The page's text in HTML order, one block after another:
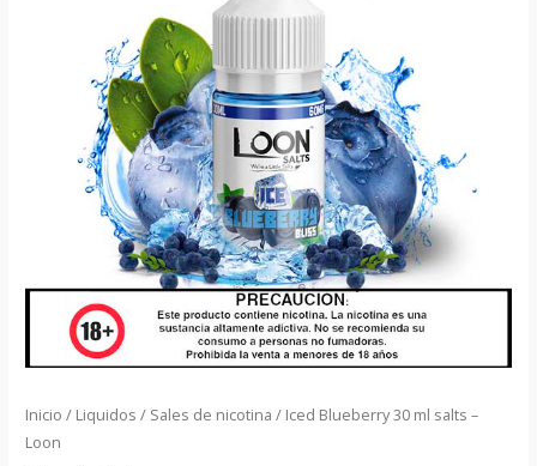
Inicio / Liquidos / Sales de nicotina / Iced Blueberry 30 ml salts –
Loon